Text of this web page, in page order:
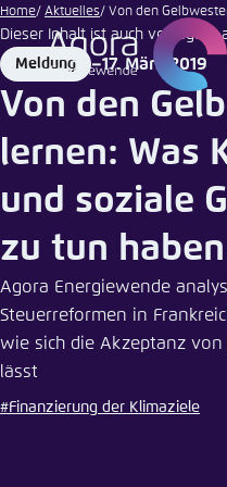
Zum
Hauptinhalt
gehen
Home Aktuelles Von den
Dieser Inhalt ist auch verfügbar
Format
Meldung
Date
17. März 2019
Von den
lernen: Was
und soziale
zu tun haben
Agora Energiewende
Steuerreformen in
wie sich die Akzeptanz von
lässt
#Finanzierung der Klimaziele
iStock